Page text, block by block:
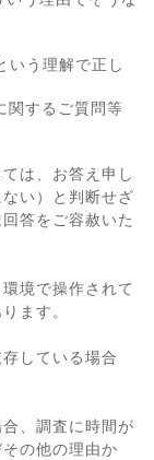
いう理解で正し
関するご質問等
は、お答え申し
い）と判断せざ
答をご容赦いた
境で操作されて
ます。
している場合
、調査に時間が
の他の理由か